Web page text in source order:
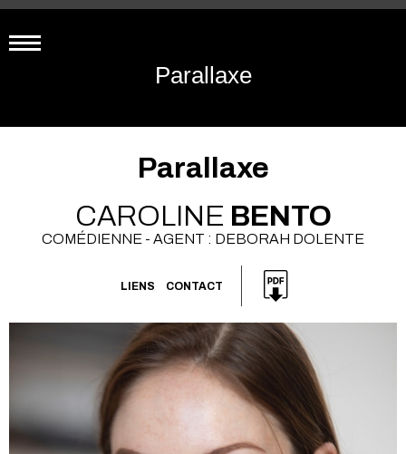
Parallaxe
Parallaxe
CAROLINE BENTO
COMÉDIENNE - AGENT : DEBORAH DOLENTE
LIENS CONTACT